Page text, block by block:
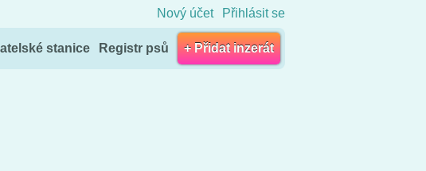
Nový účet Přihlásit se
stanice Registr psů + Přidat inzerát